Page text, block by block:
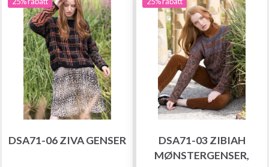
DSA71-06 ZIVA GENSER
DSA71-03 ZIBIAH
MØNSTERGENSER,